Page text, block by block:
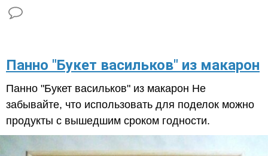
​Панно "Букет васильков" из макарон
Панно "Букет васильков" из макарон Не
забывайте, что использовать для поделок можно
продукты с вышедшим сроком годности.